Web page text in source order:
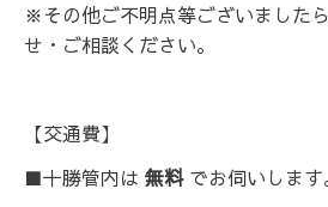
※その他ご不明点等ございました
せ・ご相談ください。
【交通費】
■十勝管内は 無料 でお伺いします